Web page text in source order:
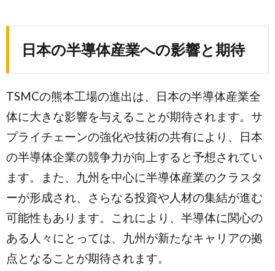
日本の半導体産業への影響と期待
TSMCの熊本工場の進出は、日本の半導体産業全
体に大きな影響を与えることが期待されます。サ
プライチェーンの強化や技術の共有により、日本
の半導体企業の競争力が向上すると予想されてい
ます。また、九州を中心に半導体産業のクラスタ
ーが形成され、さらなる投資や人材の集結が進む
可能性もあります。これにより、半導体に関心の
ある人々にとっては、九州が新たなキャリアの拠
点となることが期待されます。